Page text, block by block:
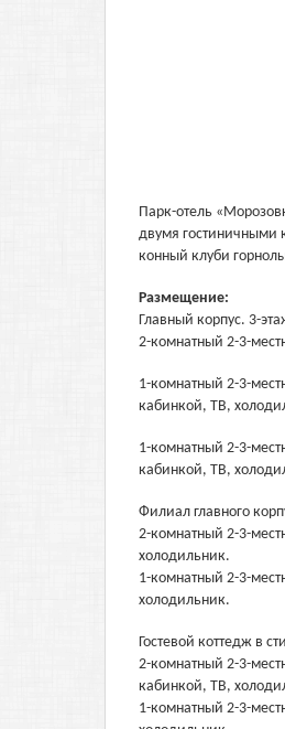
Парк-отель
двумя гостиничными
конный клуби
Размещение:
Главный корпус. 3-
2-комнатный 2-3-
1-комнатный 2-3-
кабинкой, ТВ,
1-комнатный 2-3-
кабинкой, ТВ,
Филиал главного
2-комнатный 2-3-
холодильник.
1-комнатный 2-3-
холодильник.
Гостевой коттедж в
2-комнатный 2-3-
кабинкой, ТВ,
1-комнатный 2-3-